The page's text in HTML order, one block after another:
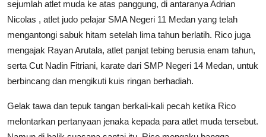
sejumlah atlet muda ke atas panggung, di antaranya Adrian
Nicolas , atlet judo pelajar SMA Negeri 11 Medan yang telah
mengantongi sabuk hitam setelah lima tahun berlatih. Rico juga
mengajak Rayan Arutala, atlet panjat tebing berusia enam tahun,
serta Cut Nadin Fitriani, karate dari SMP Negeri 14 Medan, untuk
berbincang dan mengikuti kuis ringan berhadiah.
Gelak tawa dan tepuk tangan berkali-kali pecah ketika Rico
melontarkan pertanyaan jenaka kepada para atlet muda tersebut.